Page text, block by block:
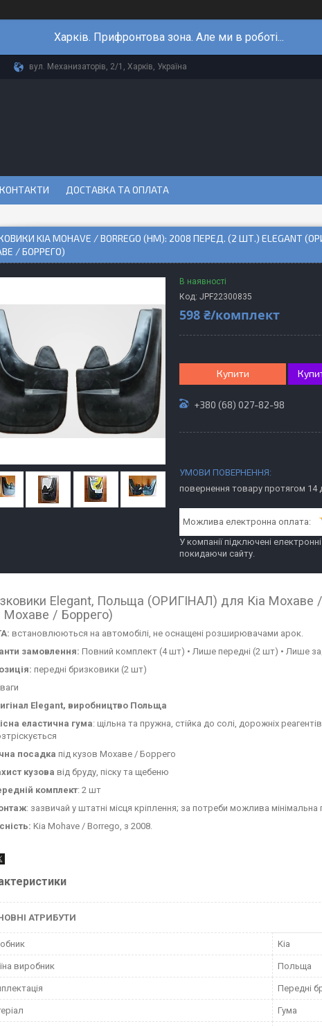
Харків. Прифронтова зона. Але ми в роботі...
вул. Механизаторів, 2/1, Харків, Україна
КОНТАКТИ ДОСТАВКА ТА ОПЛАТА
KIA MOHAVE / BORREGO (HM): 2008 ПЕРЕД. (2 ШТ.) ELEGANT
/ БОРРЕГО)
В наявності
Код: JPF22300835
598 ₴/комплект
Купити
+380 (68) 027-82-98
повернення товару протягом 14
У компанії підключені
покидаючи сайту.
Elegant, Польща (ОРИГІНАЛ) для Кіа Мохаве
Мохаве / Боррего)
встановлюються на автомобілі, не оснащені розширювачами арок.
замовлення: Повний комплект (4 шт) • Лише передні (2 шт) • Лише
передні бризковики (2 шт)
Elegant, виробництво Польща
еластична гума: щільна та пружна, стійка до солі, дорожніх
посадка під кузов Мохаве / Боррего
кузова від бруду, піску та щебеню
комплект: 2 шт
: зазвичай у штатні місця кріплення; за потреби можлива мінімальна
Kia Mohave / Borrego, з 2008.
АТРИБУТИ
Kia
виробник Польща
Передні
Гума